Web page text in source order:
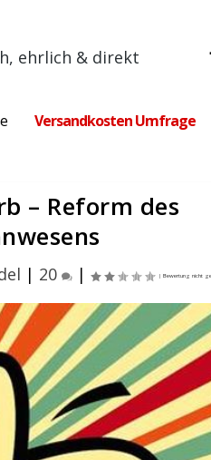
ehrlich & direkt
Versandkosten Umfrage
– Reform des
| 20 |